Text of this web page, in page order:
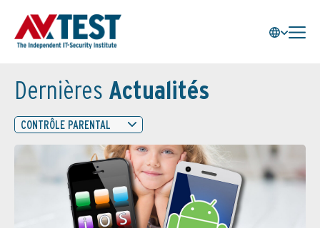
Dernières Actualités
CONTRÔLE PARENTAL